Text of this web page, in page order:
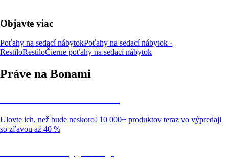
Objavte viac
Poťahy na sedací nábytokPoťahy na sedací nábytok ·
RestiloRestiloČierne poťahy na sedací nábytok
Práve na Bonami
Ulovte ich, než bude neskoro! 10 000+ produktov teraz vo výpredaji
so zľavou až 40 %